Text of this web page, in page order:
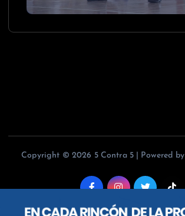
Copyright © 2026 5 Contra 5 | Powered by